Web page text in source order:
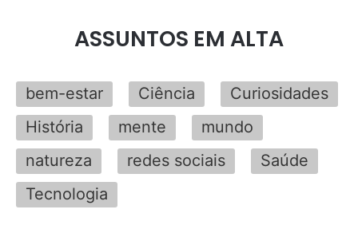
ASSUNTOS EM ALTA
bem-estar Ciência
Curiosidades
História
mente
mundo
natureza
redes sociais
Saúde
Tecnologia